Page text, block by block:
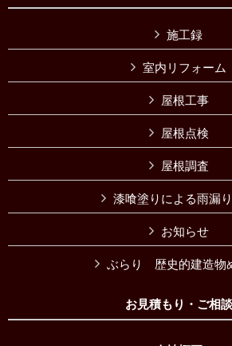
施工録
室内リフォーム
屋根工事
屋根点検
屋根調査
漆喰塗りによる雨漏
お知らせ
ぶらり 歴史的建造物
お見積もり・ご相談